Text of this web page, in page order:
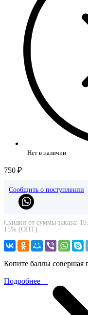
Нет в наличии
750 ₽
Сообщить о поступлении
Скидки от суммы заказа:
15% (ОПТ)
Копите баллы совершая
Подробнее